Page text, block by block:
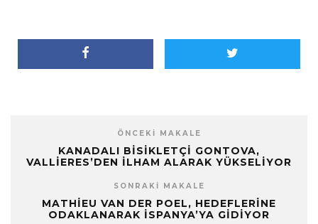
ÖNCEKI MAKALE
KANADALI BISIKLETÇI GONTOVA,
VALLIERES’DEN İLHAM ALARAK YÜKSELIYOR
SONRAKI MAKALE
MATHIEU VAN DER POEL, HEDEFLERINE
ODAKLANARAK İSPANYA’YA GIDIYOR